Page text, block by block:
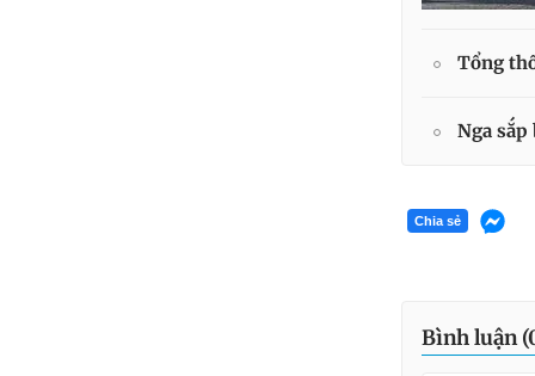
Tổng
Nga
Chia sẻ
Bình luận (